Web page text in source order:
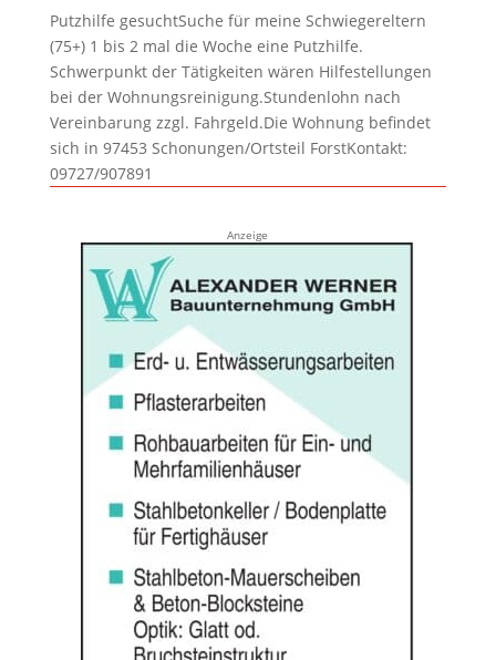
Putzhilfe gesuchtSuche für meine Schwiegereltern
(75+) 1 bis 2 mal die Woche eine Putzhilfe.
Schwerpunkt der Tätigkeiten wären Hilfestellungen
bei der Wohnungsreinigung.Stundenlohn nach
Vereinbarung zzgl. Fahrgeld.Die Wohnung befindet
sich in 97453 Schonungen/Ortsteil ForstKontakt:
09727/907891
Anzeige